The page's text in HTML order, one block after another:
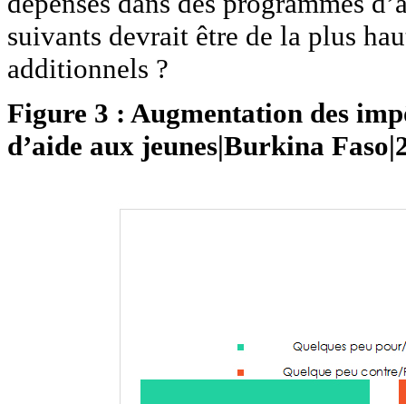
suivants devrait être de la plus
additionnels ?
Figure 3 : Augmentation des
d’aide aux jeunes|Burkina